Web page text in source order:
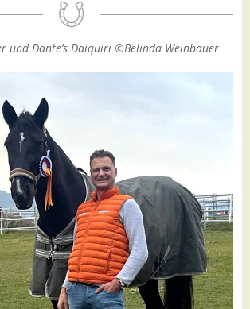
und Dante’s Daiquiri ©Belinda Weinbauer